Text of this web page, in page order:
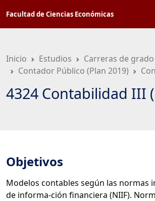
contenido
Facultad de Ciencias Económicas
Inicio Estudios
Carreras de grado
Contador Público (Plan 2019)
4324 Contabilidad III
Objetivos
Modelos contables según las normas
de informa-ción financiera (NIIF).